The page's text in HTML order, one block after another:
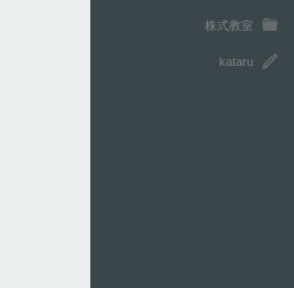
株式教室
kataru